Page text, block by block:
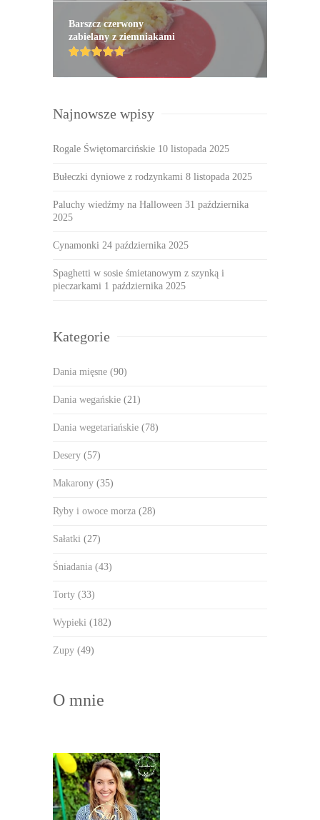
Barszcz czerwony
zabielany z ziemniakami
Najnowsze wpisy
Rogale Świętomarcińskie 10 listopada 2025
Bułeczki dyniowe z rodzynkami 8 listopada 2025
Paluchy wiedźmy na Halloween 31 października
2025
Cynamonki 24 października 2025
Spaghetti w sosie śmietanowym z szynką i
pieczarkami 1 października 2025
Kategorie
Dania mięsne (90)
Dania wegańskie (21)
Dania wegetariańskie (78)
Desery (57)
Makarony (35)
Ryby i owoce morza (28)
Sałatki (27)
Śniadania (43)
Torty (33)
Wypieki (182)
Zupy (49)
O mnie